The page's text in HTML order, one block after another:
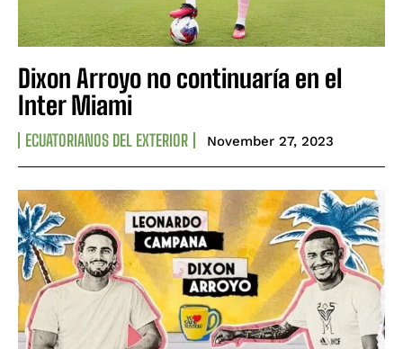
Dixon Arroyo no continuaría en el
Inter Miami
ECUATORIANOS DEL EXTERIOR November 27, 2023